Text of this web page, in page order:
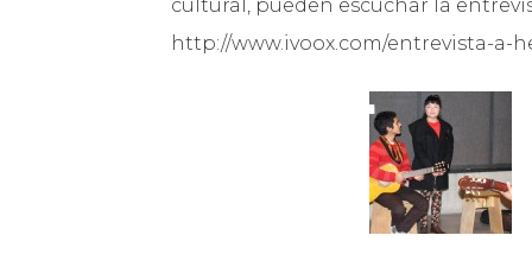
cultural, pueden escuchar la
http://www.ivoox.com/entrevista-a-